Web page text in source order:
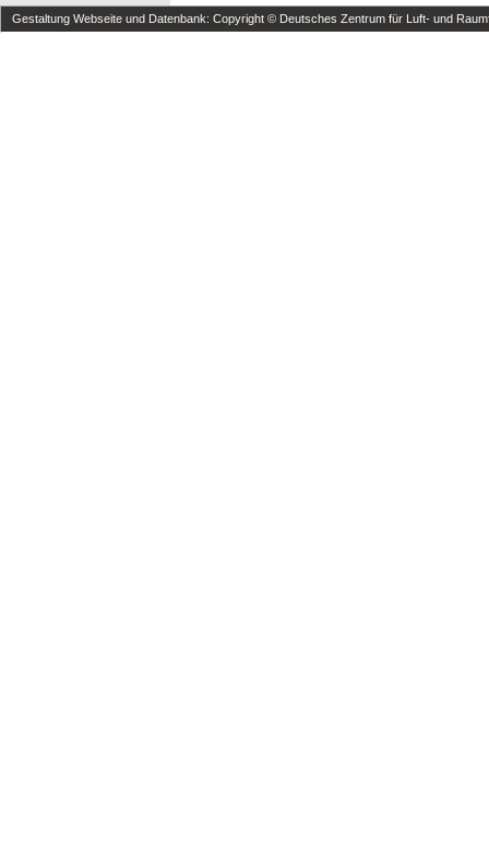
Gestaltung Webseite und Datenbank: Copyright © Deutsches Zentrum für Luft- und